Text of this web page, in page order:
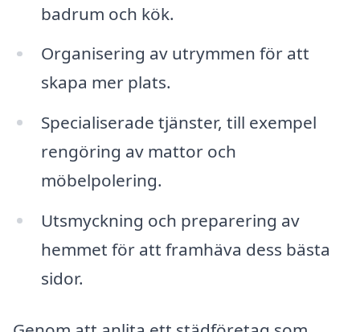
badrum och kök.
Organisering av utrymmen för att
skapa mer plats.
Specialiserade tjänster, till exempel
rengöring av mattor och
möbelpolering.
Utsmyckning och preparering av
hemmet för att framhäva dess bästa
sidor.